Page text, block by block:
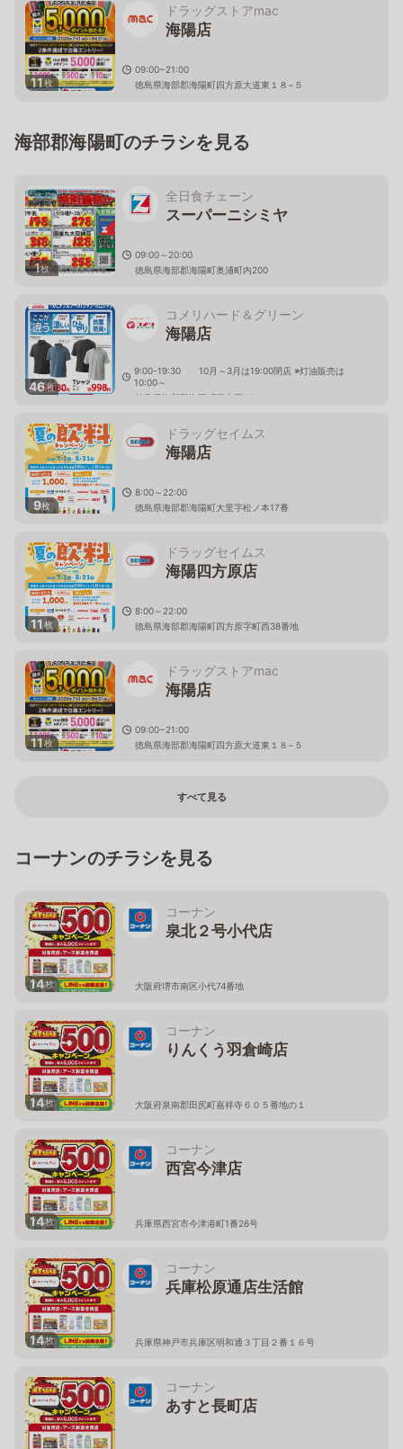
11枚
ドラッグストアmac
海陽店
09:00~21:00
徳島県海部郡海陽町四方原大道東１８−５
海部郡海陽町のチラシを見る
1枚
全日食チェーン
スーパーニシミヤ
09:00～20:00
徳島県海部郡海陽町奥浦町内200
46枚
コメリハード＆グリーン
海陽店
9:00-19:30 10月～3月は19:00閉店 ※灯油販売は
10:00～
徳島県海部郡海陽町四方原21-1
9枚
ドラッグセイムス
海陽店
8:00～22:00
徳島県海部郡海陽町大里字松ノ本17番
11枚
ドラッグセイムス
海陽四方原店
8:00～22:00
徳島県海部郡海陽町四方原字町西38番地
11枚
ドラッグストアmac
海陽店
09:00~21:00
徳島県海部郡海陽町四方原大道東１８−５
すべて見る
コーナンのチラシを見る
14枚
コーナン
泉北２号小代店
大阪府堺市南区小代74番地
14枚
コーナン
りんくう羽倉崎店
大阪府泉南郡田尻町嘉祥寺６０５番地の１
14枚
コーナン
西宮今津店
兵庫県西宮市今津港町1番26号
14枚
コーナン
兵庫松原通店生活館
兵庫県神戸市兵庫区明和通３丁目２番１６号
コーナン
あすと長町店